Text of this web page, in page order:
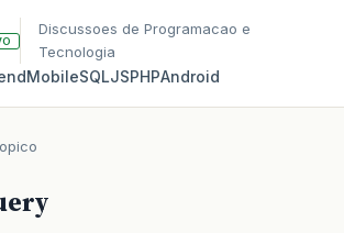
Discussoes de Programacao e
Tecnologia
MobileSQLJSPHPAndroid